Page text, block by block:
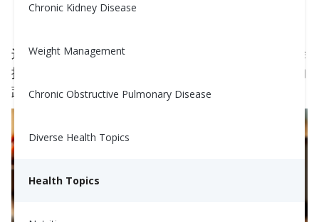
Chronic Kidney Disease
Weight Management
Chronic Obstructive Pulmonary Disease
Diverse Health Topics
Health Topics
Nina Ghamrawi, MS, RD, CDE
这款奶油状、富含蛋白质的蘸酱非常适合作为早餐涂
抹或健康的聚会小吃！搭配一些烟熏三文鱼和额外的
蔬菜，享受更加全面的一餐！